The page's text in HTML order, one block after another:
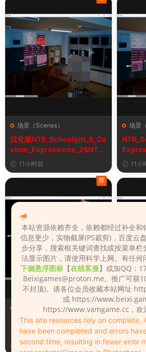
场景（Scenes）
汉化版NTR_Schoolgirl_8_Cu
stom_Expressions_2&NTR
女学生8自定义表情
11小时前
场景
11小
场景（Scenes）
汉化版Fall_Of_Dynasty_Silh
ouette_Play_Bug_Fixed_2&
《王朝陨落》剪影玩法修复版
3天前
荐
场景
3天
本站资源依赖齐全，依赖都经过补全和
信息更少，实物截屏(PS裁剪)，百度云
步分享，搜索框关键词查找或按菜单栏
法显示图片，请使用科学上网。有任何
下侧悬浮图标 【在线客服】或加QQ：
Beixigames@proton.me。推广可获
不封顶)。请各位会员收藏本站网址
或 https://
https://www.vamgame.cc，欢
This site resources rely on complete,
have been completed and errors
second time, resulting in fewer error